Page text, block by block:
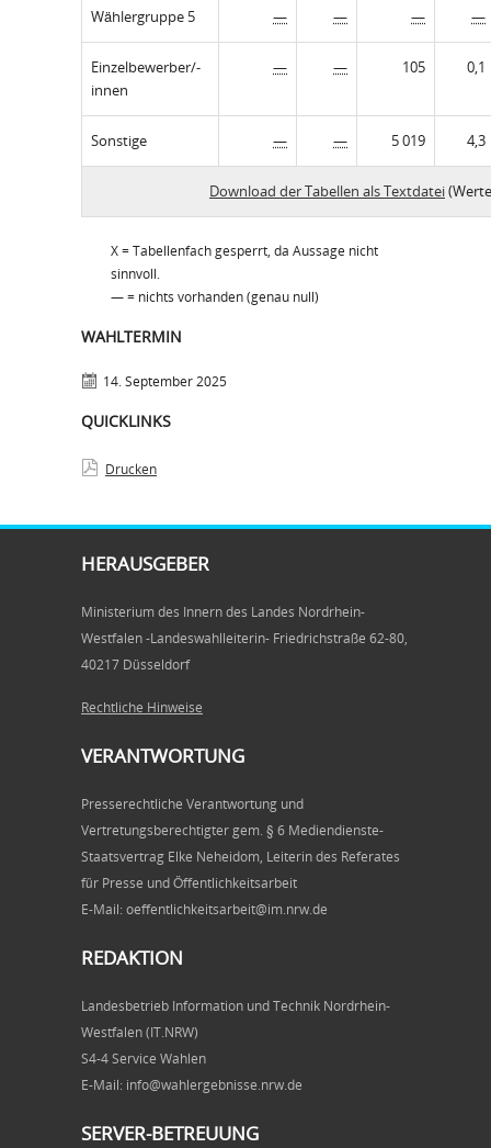
Wählergruppe 5 — — — —
Einzelbewerber/-
innen
— — 105 0,1
Sonstige — — 5 019 4,3
Download der Tabellen als Textdatei
X = Tabellenfach gesperrt, da Aussage nicht
sinnvoll.
— = nichts vorhanden (genau null)
WAHLTERMIN
14. September 2025
QUICKLINKS
Drucken
HERAUSGEBER
Ministerium des Innern des Landes Nordrhein-
Westfalen -Landeswahlleiterin- Friedrichstraße 62-80,
40217 Düsseldorf
Rechtliche Hinweise
VERANTWORTUNG
Presserechtliche Verantwortung und
Vertretungsberechtigter gem. § 6 Mediendienste-
Staatsvertrag Elke Neheidom, Leiterin des Referates
für Presse und Öffentlichkeitsarbeit
E-Mail: oeffentlichkeitsarbeit@im.nrw.de
REDAKTION
Landesbetrieb Information und Technik Nordrhein-
Westfalen (IT.NRW)
S4-4 Service Wahlen
E-Mail: info@wahlergebnisse.nrw.de
SERVER-BETREUUNG